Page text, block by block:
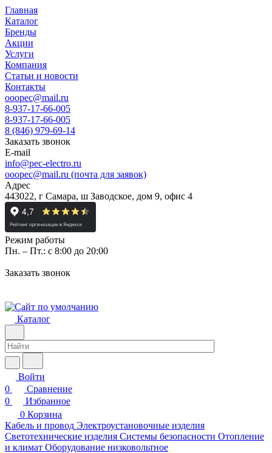
Главная
Каталог
Бренды
Акции
Услуги
Компания
Статьи и новости
Контакты
ooopec@mail.ru
8-937-17-66-005
8-937-17-66-005
8 (846) 979-69-14
Заказать звонок
E-mail
info@pec-electro.ru
ooopec@mail.ru (почта для заявок)
Адрес
443022, г Самара, ш Заводское, дом 9, офис 4
Режим работы
Пн. – Пт.: с 8:00 до 20:00
Заказать звонок
Каталог
Войти
0
Сравнение
0
Избранное
0 Корзина
Кабель и провод Электроустановочные изделия
Светотехнические изделия Системы безопасности Отопление
и климат Оборудование низковольтное